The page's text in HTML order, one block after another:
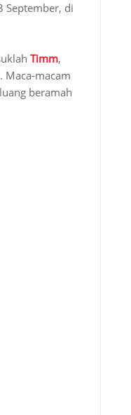
September, di
Timm,
Maca-macam
beramah